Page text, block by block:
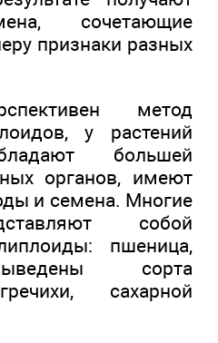
сочетающие
признаки разных
метод
у растений
большей
органов, имеют
и семена. Многие
собой
пшеница,
сорта
сахарной